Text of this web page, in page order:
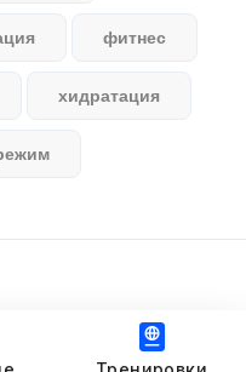
фитнес
хидратация
App | 2025